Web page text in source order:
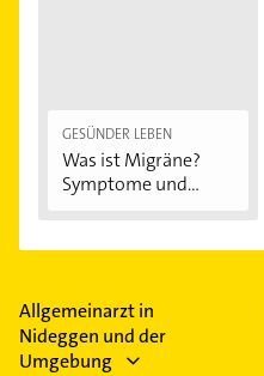
GESÜNDER LEBEN
Was ist Migräne?
Symptome und...
Allgemeinarzt in
Nideggen und der
Umgebung